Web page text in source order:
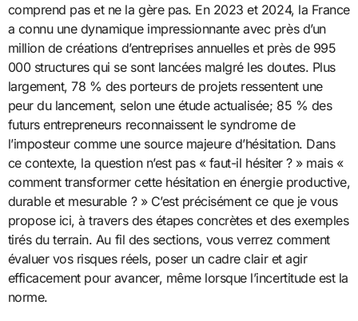
comprend pas et ne la gère pas. En 2023 et 2024, la France
a connu une dynamique impressionnante avec près d’un
million de créations d’entreprises annuelles et près de 995
000 structures qui se sont lancées malgré les doutes. Plus
largement, 78 % des porteurs de projets ressentent une
peur du lancement, selon une étude actualisée; 85 % des
futurs entrepreneurs reconnaissent le syndrome de
l’imposteur comme une source majeure d’hésitation. Dans
ce contexte, la question n’est pas « faut-il hésiter ? » mais «
comment transformer cette hésitation en énergie productive,
durable et mesurable ? » C’est précisément ce que je vous
propose ici, à travers des étapes concrètes et des exemples
tirés du terrain. Au fil des sections, vous verrez comment
évaluer vos risques réels, poser un cadre clair et agir
efficacement pour avancer, même lorsque l’incertitude est la
norme.